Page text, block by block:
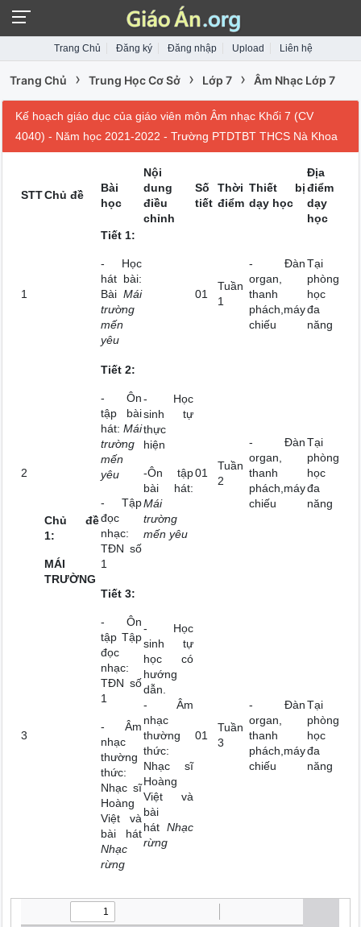
Trang Chủ Đăng ký Đăng nhập Upload Liên hệ
Trang Chủ › Trung Học Cơ Sở › Lớp 7 › Âm Nhạc Lớp 7
Kế hoạch giáo dục của giáo viên môn Âm nhạc Khối 7 (CV
4040) - Năm học 2021-2022 - Trường PTDTBT THCS Nà Khoa
STTChủ đề
Bài
học
Nội
dung
điều
chỉnh
Số
tiết
Thời
điểm
Thiết bị
dạy học
Địa
điểm
dạy
học
1
Chủ đề
1:
MÁI
TRƯỜNG
Tiết 1:
- Học
hát bài:
BàiMái
trường
mến
yêu
01
Tuần
1
- Đàn
organ,
thanh
phách,máy
chiếu
Tại
phòng
học
đa
năng
2
Tiết 2:
- Ôn
tập bài
hát:Mái
trường
mến
yêu
- Tập
đọc
nhạc:
TĐN số
1
- Học
sinh tự
thực
hiện
-Ôn tập
bài hát:
Mái
trường
mến yêu
01
Tuần
2
- Đàn
organ,
thanh
phách,máy
chiếu
Tại
phòng
học
đa
năng
3
Tiết 3:
- Ôn
tập Tập
đọc
nhạc:
TĐN số
1
- Âm
nhạc
thường
thức:
Nhạc sĩ
Hoàng
Việt và
bài hát
Nhạc
rừng
- Học
sinh tự
học có
hướng
dẫn.
- Âm
nhạc
thường
thức:
Nhạc sĩ
Hoàng
Việt và
bài
hátNhạc
rừng
01
Tuần
3
- Đàn
organ,
thanh
phách,máy
chiếu
Tại
phòng
học
đa
năng